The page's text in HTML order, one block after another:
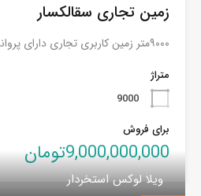
زمین تجاری سقالکسار
۹۰۰۰متر زمین کاربری تجاری دارای پروانه ساخت پمپ بنزین بر…
متراژ
9000
برای فروش
9,000,000,000تومان
ویلا لوکس استخردار